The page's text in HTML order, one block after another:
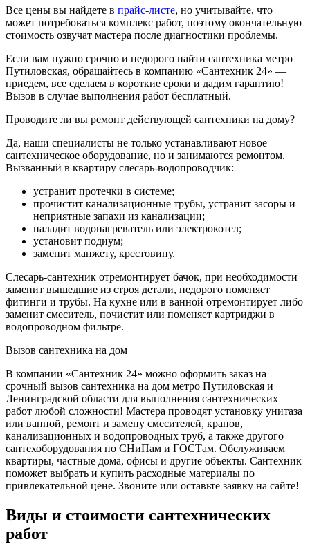
Все цены вы найдете в прайс-листе, но учитывайте, что
может потребоваться комплекс работ, поэтому окончательную
стоимость озвучат мастера после диагностики проблемы.
Если вам нужно срочно и недорого найти сантехника метро
Путиловская, обращайтесь в компанию «Сантехник 24» —
приедем, все сделаем в короткие сроки и дадим гарантию!
Вызов в случае выполнения работ бесплатный.
Проводите ли вы ремонт действующей сантехники на дому?
Да, наши специалисты не только устанавливают новое
сантехническое оборудование, но и занимаются ремонтом.
Вызванный в квартиру слесарь-водопроводчик:
устранит протечки в системе;
прочистит канализационные трубы, устранит засоры и
неприятные запахи из канализации;
наладит водонагреватель или электрокотел;
установит подиум;
заменит манжету, крестовину.
Слесарь-сантехник отремонтирует бачок, при необходимости
заменит вышедшие из строя детали, недорого поменяет
фитинги и трубы. На кухне или в ванной отремонтирует либо
заменит смеситель, почистит или поменяет картриджи в
водопроводном фильтре.
Вызов сантехника на дом
В компании «Сантехник 24» можно оформить заказ на
срочный вызов сантехника на дом метро Путиловская и
Ленинградской области для выполнения сантехнических
работ любой сложности! Мастера проводят установку унитаза
или ванной, ремонт и замену смесителей, кранов,
канализационных и водопроводных труб, а также другого
сантехоборудования по СНиПам и ГОСТам. Обслуживаем
квартиры, частные дома, офисы и другие объекты. Сантехник
поможет выбрать и купить расходные материалы по
привлекательной цене. Звоните или оставьте заявку на сайте!
Виды и стоимости сантехнических
работ